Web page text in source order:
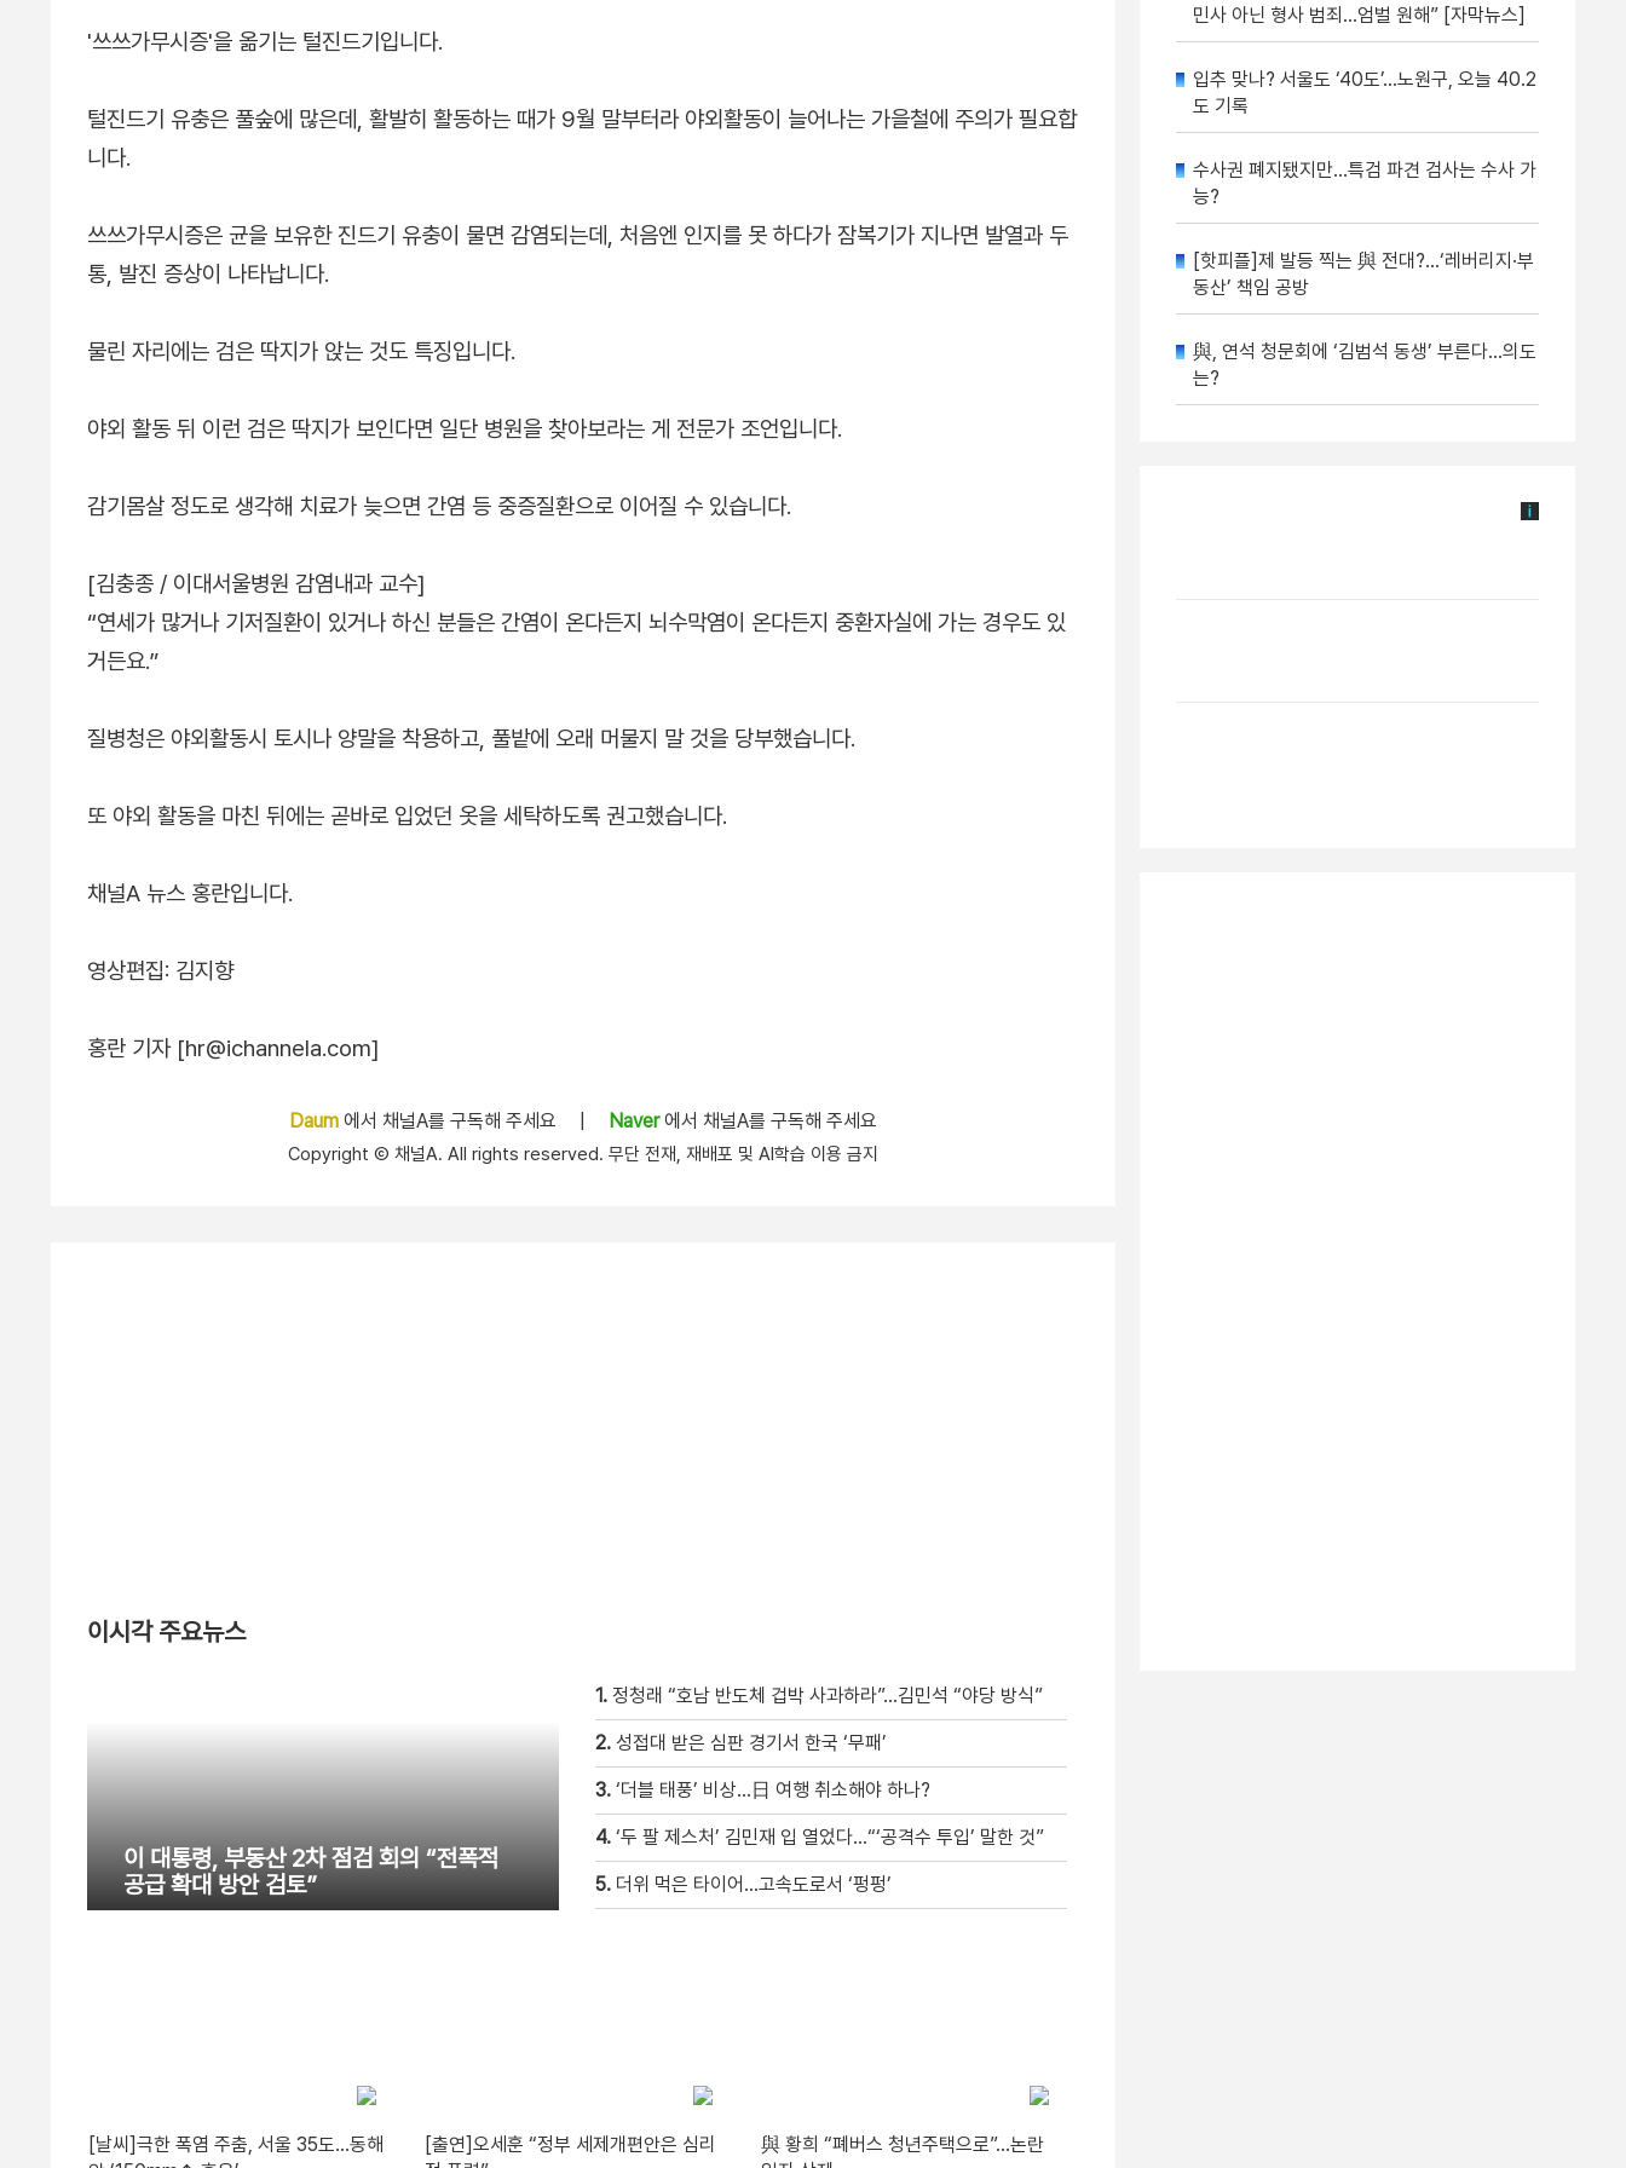
'쓰쓰가무시증'을 옮기는 털진드기입니다.
털진드기 유충은 풀숲에 많은데, 활발히 활동하는 때가 9월 말부터라 야외활동이 늘어나는 가을철에 주의가 필요합
니다.
쓰쓰가무시증은 균을 보유한 진드기 유충이 물면 감염되는데, 처음엔 인지를 못 하다가 잠복기가 지나면 발열과 두
통, 발진 증상이 나타납니다.
물린 자리에는 검은 딱지가 앉는 것도 특징입니다.
야외 활동 뒤 이런 검은 딱지가 보인다면 일단 병원을 찾아보라는 게 전문가 조언입니다.
감기몸살 정도로 생각해 치료가 늦으면 간염 등 중증질환으로 이어질 수 있습니다.
[김충종 / 이대서울병원 감염내과 교수]
“연세가 많거나 기저질환이 있거나 하신 분들은 간염이 온다든지 뇌수막염이 온다든지 중환자실에 가는 경우도 있
거든요.”
질병청은 야외활동시 토시나 양말을 착용하고, 풀밭에 오래 머물지 말 것을 당부했습니다.
또 야외 활동을 마친 뒤에는 곧바로 입었던 옷을 세탁하도록 권고했습니다.
채널A 뉴스 홍란입니다.
영상편집: 김지향
홍란 기자 [hr@ichannela.com]
Daum 에서 채널A를 구독해 주세요 Naver에서 채널A를 구독해 주세요
Copyright Ⓒ 채널A. All rights reserved. 무단 전재, 재배포 및 AI학습 이용 금지
이시각 주요뉴스
이 대통령, 부동산 2차 점검 회의 “전폭적
공급 확대 방안 검토”
1. 정청래 “호남 반도체 겁박 사과하라”…김민석 “야당 방식”
2. 성접대 받은 심판 경기서 한국 ‘무패’
3. ‘더블 태풍’ 비상…日 여행 취소해야 하나?
4. ‘두 팔 제스처’ 김민재 입 열었다…“‘공격수 투입’ 말한 것”
5. 더위 먹은 타이어…고속도로서 ‘펑펑’
[날씨]극한 폭염 주춤, 서울 35도…동해
[출연]오세훈 “정부 세제개편안은 심리
與 황희 “폐버스 청년주택으로”…논란
민사 아닌 형사 범죄…엄벌 원해” [자막뉴스]
입추 맞나? 서울도 ‘40도’…노원구, 오늘 40.2
도 기록
수사권 폐지됐지만…특검 파견 검사는 수사 가
능?
[핫피플]제 발등 찍는 與 전대?…‘레버리지·부
동산’ 책임 공방
與, 연석 청문회에 ‘김범석 동생’ 부른다…의도
는?